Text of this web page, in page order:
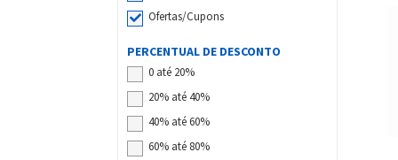
Ofertas/Cupons
PERCENTUAL DE DESCONTO
0 até 20%
20% até 40%
40% até 60%
60% até 80%